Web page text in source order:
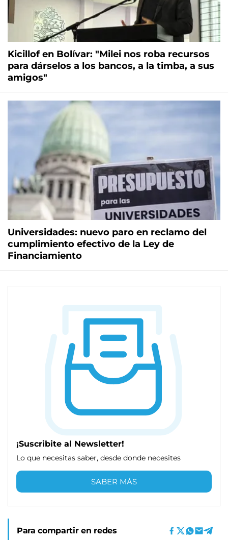
Kicillof en Bolívar: "Milei nos roba recursos
para dárselos a los bancos, a la timba, a sus
amigos"
Universidades: nuevo paro en reclamo del
cumplimiento efectivo de la Ley de
Financiamiento
¡Suscribite al Newsletter!
Lo que necesitas saber, desde donde necesites
SABER MÁS
Para compartir en redes